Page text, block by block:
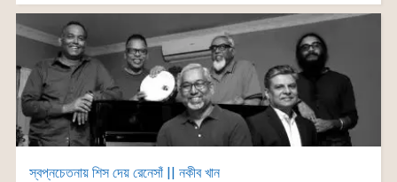
স্বপ্নচেতনায় শিস দেয় রেনেসাঁ || নকীব খান